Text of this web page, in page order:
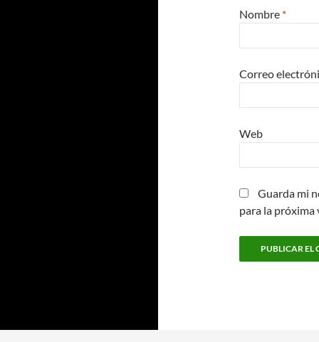
Nombre *
Correo
Web
Guarda mi
para la próxima